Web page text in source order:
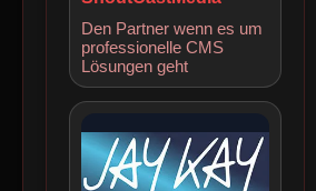
Den Partner wenn es um
professionelle CMS
Lösungen geht